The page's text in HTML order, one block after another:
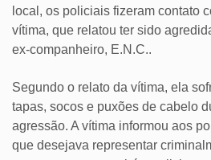
local, os policiais fizeram contato
vítima, que relatou ter sido
ex-companheiro, E.N.C..
Segundo o relato da vítima, ela
tapas, socos e puxões de cabelo
agressão. A vítima informou aos
que desejava representar